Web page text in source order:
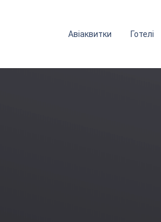
Авіаквитки Готелі